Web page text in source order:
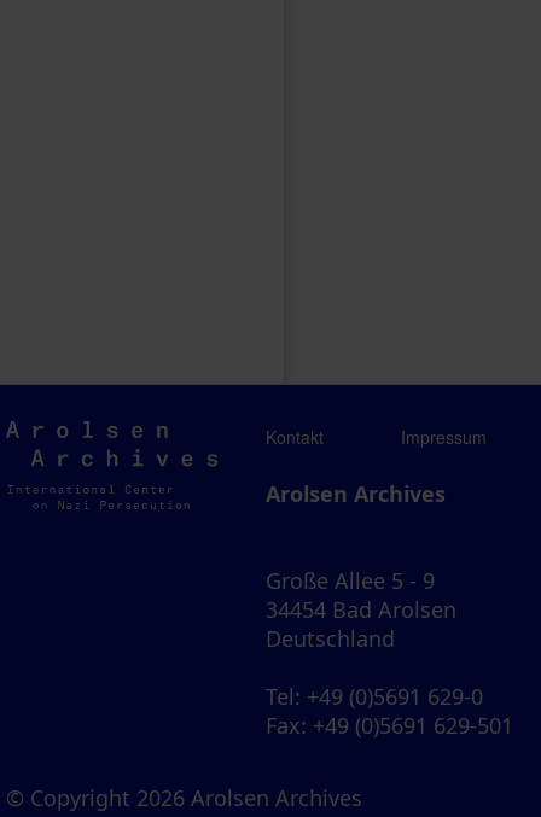
Arolsen
Archives
Kontakt Impressum
Arolsen Archives
Große Allee 5 - 9
34454 Bad Arolsen
Deutschland
Tel: +49 (0)5691 629-0
Fax: +49 (0)5691 629-501
© Copyright 2026 Arolsen Archives